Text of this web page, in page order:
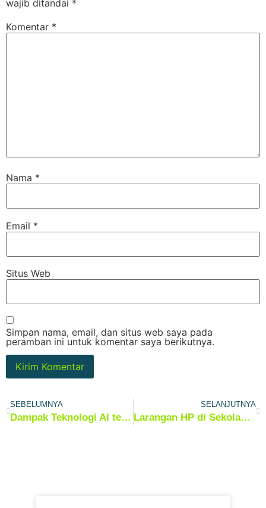
wajib ditandai *
Komentar *
Nama *
Email *
Situs Web
Simpan nama, email, dan situs web saya pada
peramban ini untuk komentar saya berikutnya.
SEBELUMNYA
Dampak Teknologi AI terhadap Energi dan Pasokan Air
SELANJUTNYA
Larangan HP di Sekolah Singapura: Apakah Efektif?